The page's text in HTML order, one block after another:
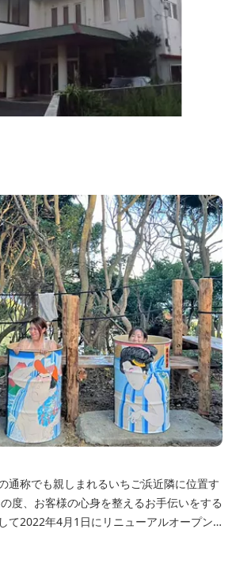
通称でも親しまれるいちご浜近隣に位置す
度、お客様の心身を整えるお手伝いをする
て2022年4月1日にリニューアルオープン
ンド式ロウリュテントサウナがご宿泊区画
ンが登場。 「ととのう」条件が揃い、さ